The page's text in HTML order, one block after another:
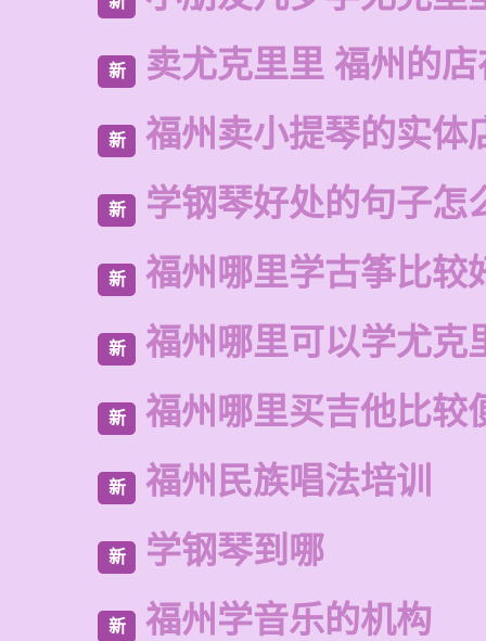
新 卖尤克里里 福州的
新 福州卖小提琴的实体
新 学钢琴好处的句子怎
新 福州哪里学古筝比较
新 福州哪里可以学尤克
新 福州哪里买吉他比较
新 福州民族唱法培训
新 学钢琴到哪
新 福州学音乐的机构